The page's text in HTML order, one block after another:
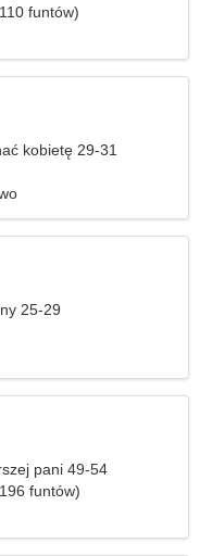
funtów)
kobietę 29-31
25-29
pani 49-54
funtów)